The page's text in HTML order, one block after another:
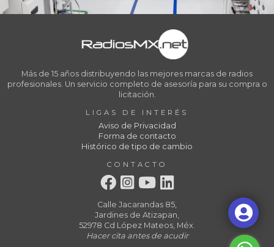
Más de 15 años distribuyendo las mejores marcas de radios
profesionales. Un servicio completo de asesoría para su compra o
licitación.
LIGAS DE INTERÉS
Aviso de Privacidad
Forma de contacto
Histórico de tipo de cambio
CONTACTO
Calle Jacarandas 85,
Jardines de Atizapan,
52978 Cd López Mateos, Méx.
Hacer cita antes de acudir